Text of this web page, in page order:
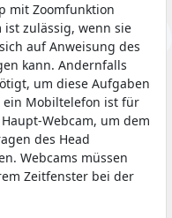
mit Zoomfunktion
ist zulässig, wenn sie
auf Anweisung des
kann. Andernfalls
um diese Aufgaben
Mobiltelefon ist für
Webcam, um dem
des Head
Webcams müssen
Zeitfenster bei der